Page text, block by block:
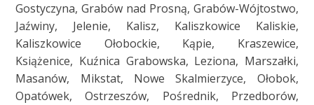
Gostyczyna, Grabów nad Prosną, Grabów-Wójtostwo,
Jaźwiny, Jelenie, Kalisz, Kaliszkowice Kaliskie,
Kaliszkowice Ołobockie, Kąpie, Kraszewice,
Książenice, Kuźnica Grabowska, Leziona, Marszałki,
Masanów, Mikstat, Nowe Skalmierzyce, Ołobok,
Opatówek, Ostrzeszów, Pośrednik, Przedborów,